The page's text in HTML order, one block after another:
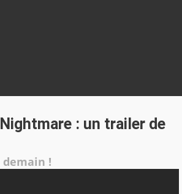
Nightmare : un trailer de
!